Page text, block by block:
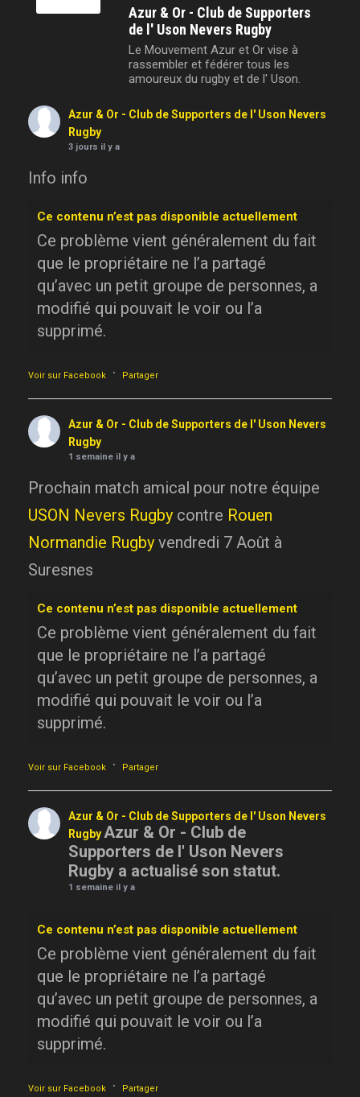
Azur & Or - Club de Supporters
de l' Uson Nevers Rugby
Le Mouvement Azur et Or vise à
rassembler et fédérer tous les
amoureux du rugby et de l' Uson.
Azur & Or - Club de Supporters de l' Uson Nevers
Rugby
3 jours il y a
Info info
Ce contenu n’est pas disponible actuellement
Ce problème vient généralement du fait
que le propriétaire ne l’a partagé
qu’avec un petit groupe de personnes, a
modifié qui pouvait le voir ou l’a
supprimé.
Voir sur Facebook · Partager
Azur & Or - Club de Supporters de l' Uson Nevers
Rugby
1 semaine il y a
Prochain match amical pour notre équipe
USON Nevers Rugby contre Rouen
Normandie Rugby vendredi 7 Août à
Suresnes
Ce contenu n’est pas disponible actuellement
Ce problème vient généralement du fait
que le propriétaire ne l’a partagé
qu’avec un petit groupe de personnes, a
modifié qui pouvait le voir ou l’a
supprimé.
Voir sur Facebook · Partager
Azur & Or - Club de Supporters de l' Uson Nevers
RugbyAzur & Or - Club de
Supporters de l' Uson Nevers
Rugby a actualisé son statut.
1 semaine il y a
Ce contenu n’est pas disponible actuellement
Ce problème vient généralement du fait
que le propriétaire ne l’a partagé
qu’avec un petit groupe de personnes, a
modifié qui pouvait le voir ou l’a
supprimé.
Voir sur Facebook · Partager